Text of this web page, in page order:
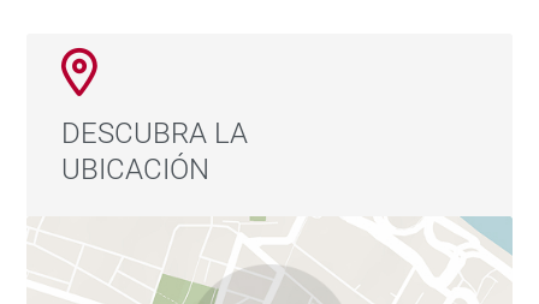
En resumen, este ático exclusivo proporciona un estilo
de vida de alto nivel con todas las comodidades
de todo lo que la ciudad de Madrid tiene para ofrecer.
Si estás interesado en obtener más detalles o realizar
una visita, te invitamos a contactarnos para ampliar
la información y satisfacer tus necesidades
específicas.
DESCUBRA LA
UBICACIÓN